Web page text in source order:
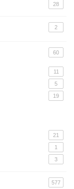
28
2
60
11
5
19
21
1
3
577